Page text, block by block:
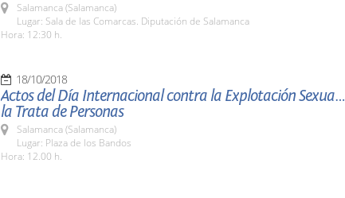
Salamanca (Salamanca)
Lugar: Sala de las Comarcas. Diputación de Salamanca
Hora: 12:30 h.
18/10/2018
Actos del Día Internacional contra la Explotación Sexual y
la Trata de Personas
Salamanca (Salamanca)
Lugar: Plaza de los Bandos
Hora: 12.00 h.